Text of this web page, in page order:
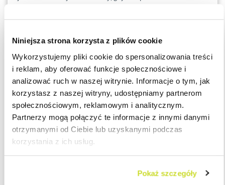
Niniejsza strona korzysta z plików cookie
Wykorzystujemy pliki cookie do spersonalizowania treści
i reklam, aby oferować funkcje społecznościowe i
analizować ruch w naszej witrynie. Informacje o tym, jak
korzystasz z naszej witryny, udostępniamy partnerom
społecznościowym, reklamowym i analitycznym.
Partnerzy mogą połączyć te informacje z innymi danymi
otrzymanymi od Ciebie lub uzyskanymi podczas
korzystania z ich usług.
Pokaż szczegóły
podkreślił WSA w Łodzi – nie dotyczy to wypadku, gdy
okoliczności, za które dłużnik odpowiedzialności nie ponosi.
NSA utrzymał ten wyrok w mocy.
Brak spójności w działaniach fiskusa mimo ugruntowanego
orzecznictwa
Jest to ważne orzeczenie, ponieważ podejście organów
podatkowych przez ostatnie lata nie jest spójne. Mimo
wydaje interpretacje indywidualne niezgodne z tą linią